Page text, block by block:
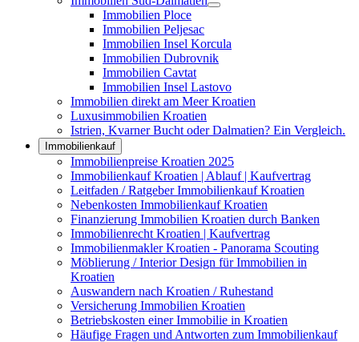
Immobilien Ploce
Immobilien Peljesac
Immobilien Insel Korcula
Immobilien Dubrovnik
Immobilien Cavtat
Immobilien Insel Lastovo
Immobilien direkt am Meer Kroatien
Luxusimmobilien Kroatien
Istrien, Kvarner Bucht oder Dalmatien? Ein Vergleich.
Immobilienkauf
Immobilienpreise Kroatien 2025
Immobilienkauf Kroatien | Ablauf | Kaufvertrag
Leitfaden / Ratgeber Immobilienkauf Kroatien
Nebenkosten Immobilienkauf Kroatien
Finanzierung Immobilien Kroatien durch Banken
Immobilienrecht Kroatien | Kaufvertrag
Immobilienmakler Kroatien - Panorama Scouting
Möblierung / Interior Design für Immobilien in
Kroatien
Auswandern nach Kroatien / Ruhestand
Versicherung Immobilien Kroatien
Betriebskosten einer Immobilie in Kroatien
Häufige Fragen und Antworten zum Immobilienkauf